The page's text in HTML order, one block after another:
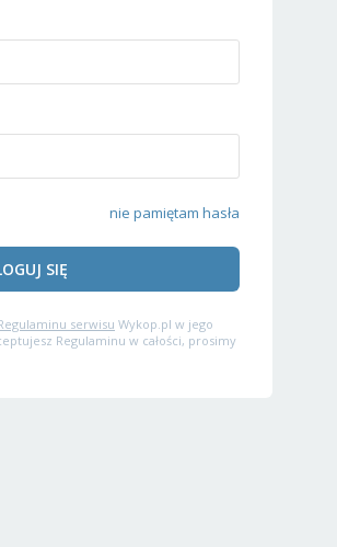
nie pamiętam hasła
SIĘ
serwisu Wykop.pl w jego
Regulaminu w całości, prosimy